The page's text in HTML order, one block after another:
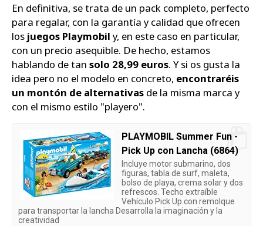
En definitiva, se trata de un pack completo, perfecto
para regalar, con la garantía y calidad que ofrecen
los juegos Playmobil y, en este caso en particular,
con un precio asequible. De hecho, estamos
hablando de tan solo 28,99 euros. Y si os gusta la
idea pero no el modelo en concreto, encontraréis
un montón de alternativas de la misma marca y
con el mismo estilo "playero".
PLAYMOBIL Summer Fun -
Pick Up con Lancha (6864)
Incluye motor submarino, dos
figuras, tabla de surf, maleta,
bolso de playa, crema solar y dos
refrescos. Techo extraíble
Vehículo Pick Up con remolque
para transportar la lancha Desarrolla la imaginación y la
creatividad